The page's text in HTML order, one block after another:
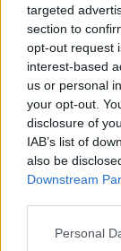
targeted
section to
opt-out request
interest-based
us or personal
your opt-out.
disclosure of
IAB’s list of
also be
Downstream
Please note
Personal
Εδώ έχουμε
χωρίς
γεφυρών (τον
ρομαντική